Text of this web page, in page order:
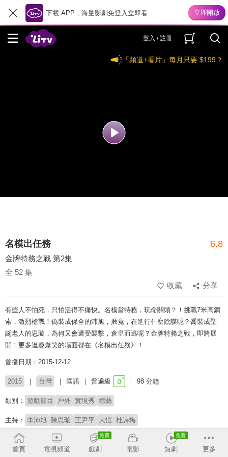
下載 APP，海量影劇免登入立即看
登入 / 註冊
「頻道+看片」每月只要 $199？
名模出任務 6.8
金牌特務之戰 第2集
全 52 集
收藏
分享
有些人不怕死，只怕活得不痛快。名模當特務，玩命關頭？！挑戰7米高鋼
索，激烈槍戰！偽裝成保全的沛旭，揪竟，在進行什麼陰謀呢？喬裝成聖
誕老人的思璇，為何又會遭受襲擊，倉皇而逃呢？金牌特務之戰，即將展
開！更多逗趣爆笑的場面都在《名模出任務》！
首播日期：2015-12-12
2015 台灣 國語 普遍級 98 分鐘
類別： 遊戲節目 戶外 實境秀 綜藝
主持： 李沛旭 陳思璇 王尹平 大愷 杜詩梅
# 遊戲外景
首頁
電視頻道 戲劇 電影 短劇 更多